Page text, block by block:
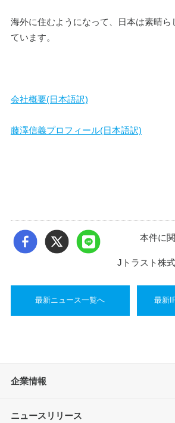
海外に住むようになって、日本は素晴ら
ています。
会社概要(日本語訳)
藤澤信義プロフィール(日本語訳)
本件に
Jトラスト株
最新ニュース一覧へ 最新
企業情報
ニュースリリース